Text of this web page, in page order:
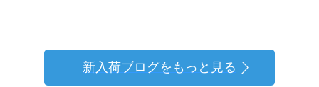
新入荷ブログをもっと見る